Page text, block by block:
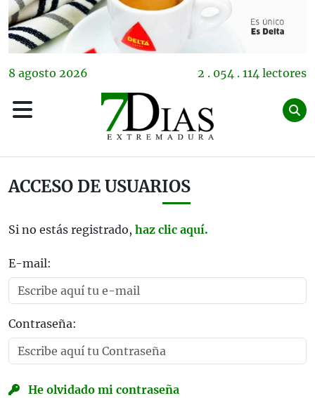
8 agosto 2026 2 . 054 . 114 lectores
ACCESO DE USUARIOS
Si no estás registrado, haz clic aquí.
E-mail:
Contraseña:
He olvidado mi contraseña